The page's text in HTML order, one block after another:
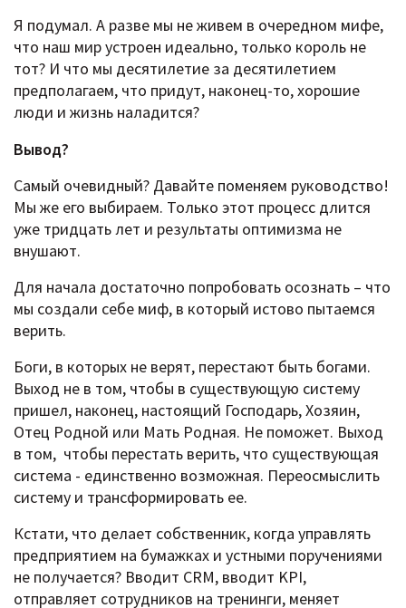
Я подумал. А разве мы не живем в очередном мифе,
что наш мир устроен идеально, только король не
тот? И что мы десятилетие за десятилетием
предполагаем, что придут, наконец-то, хорошие
люди и жизнь наладится?
Вывод?
Самый очевидный? Давайте поменяем руководство!
Мы же его выбираем. Только этот процесс длится
уже тридцать лет и результаты оптимизма не
внушают.
Для начала достаточно попробовать осознать – что
мы создали себе миф, в который истово пытаемся
верить.
Боги, в которых не верят, перестают быть богами.
Выход не в том, чтобы в существующую систему
пришел, наконец, настоящий Господарь, Хозяин,
Отец Родной или Мать Родная. Не поможет. Выход
в том, чтобы перестать верить, что существующая
система - единственно возможная. Переосмыслить
систему и трансформировать ее.
Кстати, что делает собственник, когда управлять
предприятием на бумажках и устными поручениями
не получается? Вводит CRM, вводит KPI,
отправляет сотрудников на тренинги, меняет